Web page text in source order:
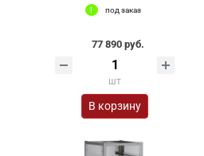
под заказ
77 890 руб.
шт
В корзину